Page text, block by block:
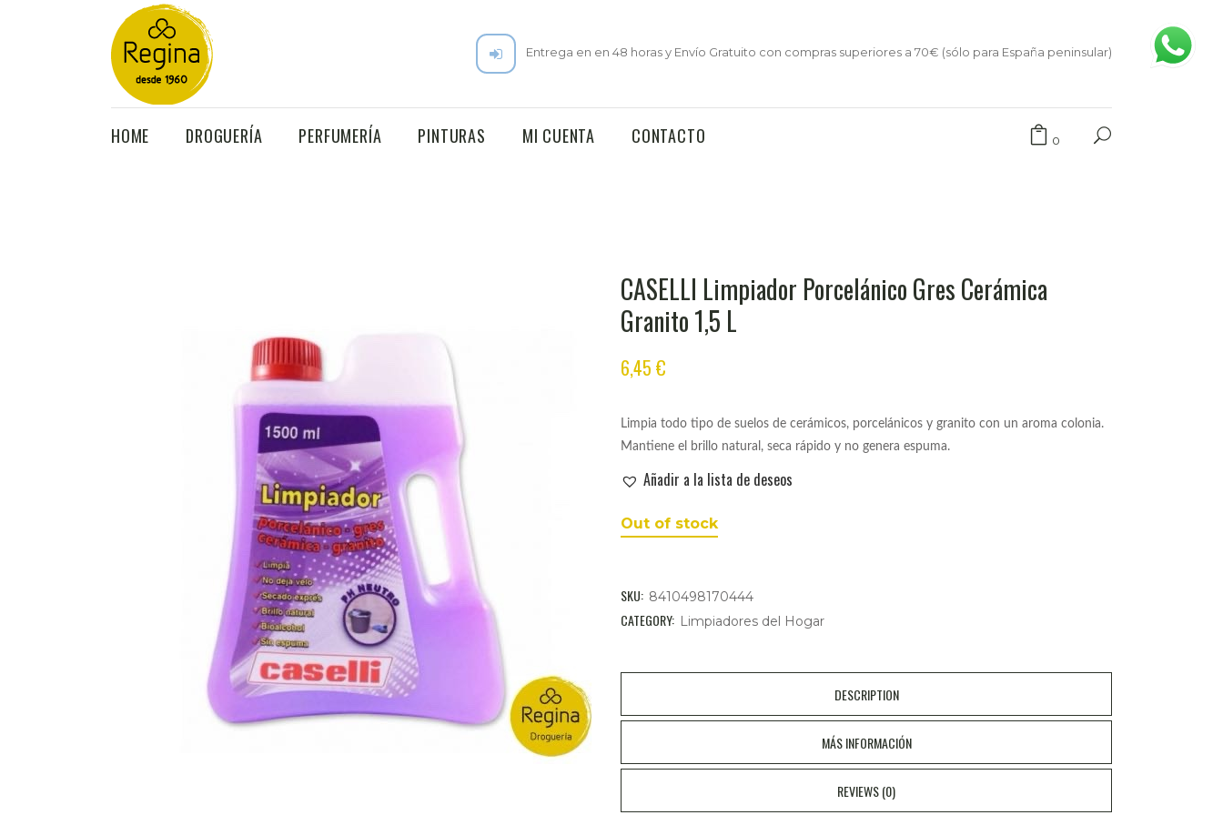
Búsqueda
productos
Entrega en en 48 horas y Envío Gratuito con compras superiores a 70€ (sólo para España peninsular)
HOME DROGUERÍA PERFUMERÍA PINTURAS MI CUENTA CONTACTO 0
CASELLI Limpiador Porcelánico Gres Cerámica
Granito 1,5 L
6,45 €
Limpia todo tipo de suelos de cerámicos, porcelánicos y granito con un aroma colonia.
Mantiene el brillo natural, seca rápido y no genera espuma.
Añadir a la lista de deseos
Out of stock
SKU: 8410498170444
CATEGORY: Limpiadores del Hogar
DESCRIPTION
MÁS INFORMACIÓN
REVIEWS (0)